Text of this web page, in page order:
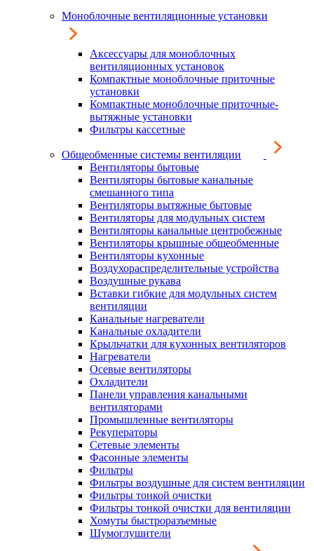
Моноблочные вентиляционные установки
Аксессуары для моноблочных
вентиляционных установок
Компактные моноблочные приточные
установки
Компактные моноблочные приточные-
вытяжные установки
Фильтры кассетные
Общеобменные системы вентиляции
Вентиляторы бытовые
Вентиляторы бытовые канальные
смешанного типа
Вентиляторы вытяжные бытовые
Вентиляторы для модульных систем
Вентиляторы канальные центробежные
Вентиляторы крышные общеобменные
Вентиляторы кухонные
Воздухораспределительные устройства
Воздушные рукава
Вставки гибкие для модульных систем
вентиляции
Канальные нагреватели
Канальные охладители
Крыльчатки для кухонных вентиляторов
Нагреватели
Осевые вентиляторы
Охладители
Панели управления канальными
вентиляторами
Промышленные вентиляторы
Рекуператоры
Сетевые элементы
Фасонные элементы
Фильтры
Фильтры воздушные для систем вентиляции
Фильтры тонкой очистки
Фильтры тонкой очистки для вентиляции
Хомуты быстроразъемные
Шумоглушители